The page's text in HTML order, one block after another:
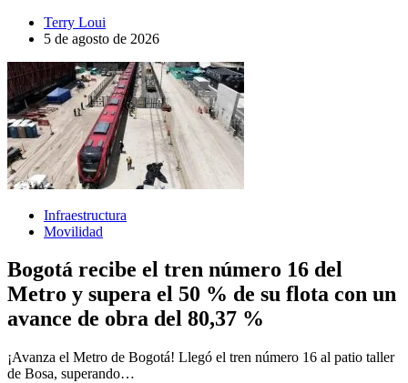
Terry Loui
5 de agosto de 2026
Infraestructura
Movilidad
Bogotá recibe el tren número 16 del
Metro y supera el 50 % de su flota con un
avance de obra del 80,37 %
¡Avanza el Metro de Bogotá! Llegó el tren número 16 al patio taller
de Bosa, superando…